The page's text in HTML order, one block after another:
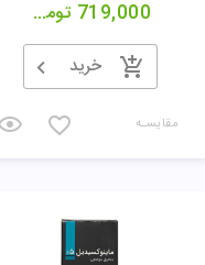
719,000 تومان
خرید
مقایسـه